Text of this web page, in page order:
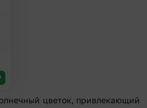
цветок, привлекающий